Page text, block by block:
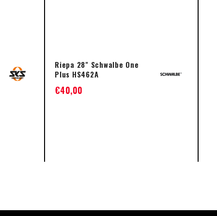
Riepa 28" Schwalbe One
Plus HS462A
€40,00